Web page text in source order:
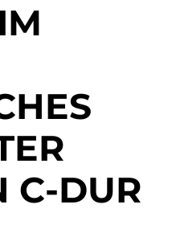
C-DUR